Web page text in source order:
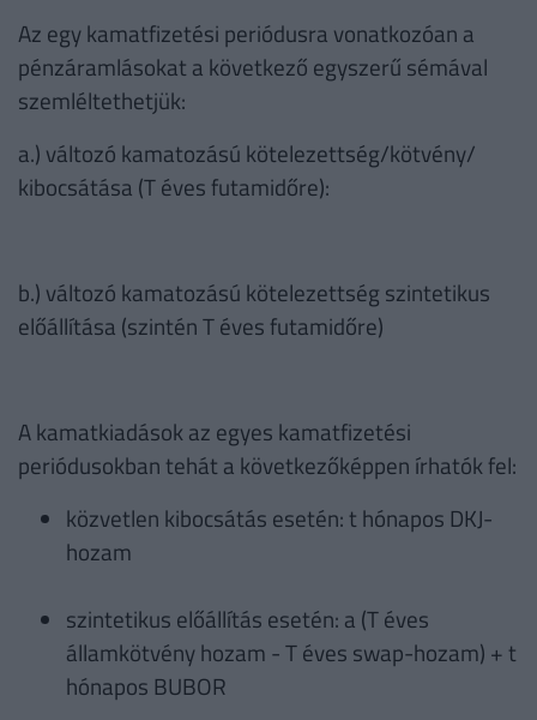
Az egy kamatfizetési periódusra vonatkozóan a
pénzáramlásokat a következő egyszerű sémával
szemléltethetjük:
a.) változó kamatozású kötelezettség/kötvény/
kibocsátása (T éves futamidőre):
b.) változó kamatozású kötelezettség szintetikus
előállítása (szintén T éves futamidőre)
A kamatkiadások az egyes kamatfizetési
periódusokban tehát a következőképpen írhatók fel:
közvetlen kibocsátás esetén: t hónapos DKJ-
hozam
szintetikus előállítás esetén: a (T éves
államkötvény hozam - T éves swap-hozam) + t
hónapos BUBOR